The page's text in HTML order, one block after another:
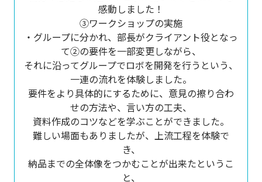
感動しました！
③ワークショップの実施
・グループに分かれ、部長がクライアント役となっ
て②の要件を一部変更しながら、
それに沿ってグループでロボを開発を行うという、
一連の流れを体験しました。
要件をより具体的にするために、意見の擦り合わ
せの方法や、言い方の工夫、
資料作成のコツなどを学ぶことができました。
難しい場面もありましたが、上流工程を体験で
き、
納品までの全体像をつかむことが出来たというこ
と、